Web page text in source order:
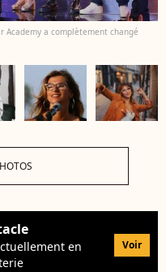
Academy a complètement changé
en
Voir